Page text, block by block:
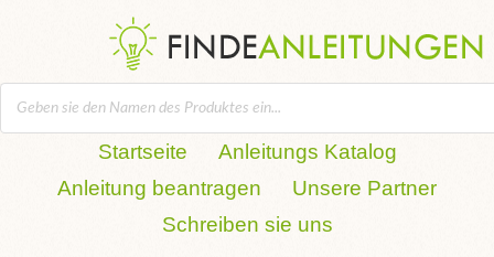
Startseite
Anleitungs Katalog
Anleitung beantragen
Unsere Partner
Schreiben sie uns